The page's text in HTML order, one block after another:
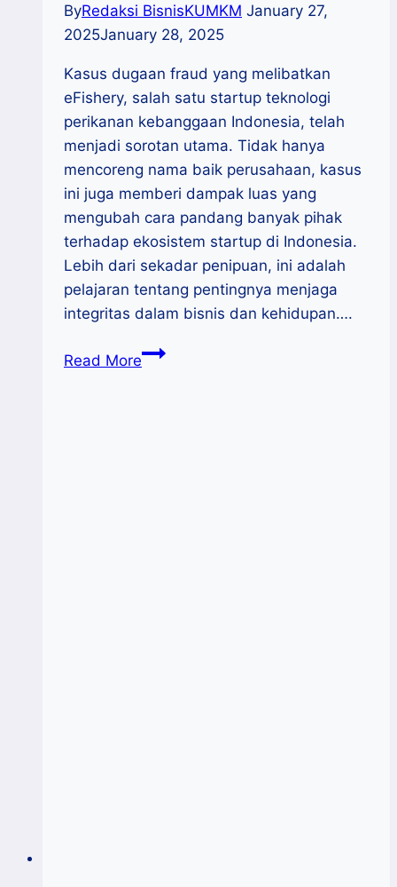
ByRedaksi BisnisKUMKM January 27,
2025January 28, 2025
Kasus dugaan fraud yang melibatkan
eFishery, salah satu startup teknologi
perikanan kebanggaan Indonesia, telah
menjadi sorotan utama. Tidak hanya
mencoreng nama baik perusahaan, kasus
ini juga memberi dampak luas yang
mengubah cara pandang banyak pihak
terhadap ekosistem startup di Indonesia.
Lebih dari sekadar penipuan, ini adalah
pelajaran tentang pentingnya menjaga
integritas dalam bisnis dan kehidupan….
Read MorePelajaran